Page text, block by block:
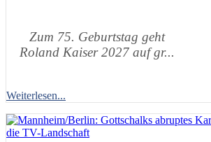
Zum 75. Geburtstag geht
Roland Kaiser 2027 auf gr...
Weiterlesen...